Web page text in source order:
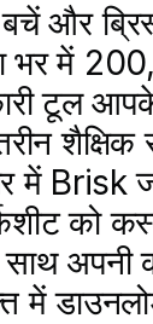
बचें और
भर में
टूल
शैक्षिक
Brisk
अपनी
में